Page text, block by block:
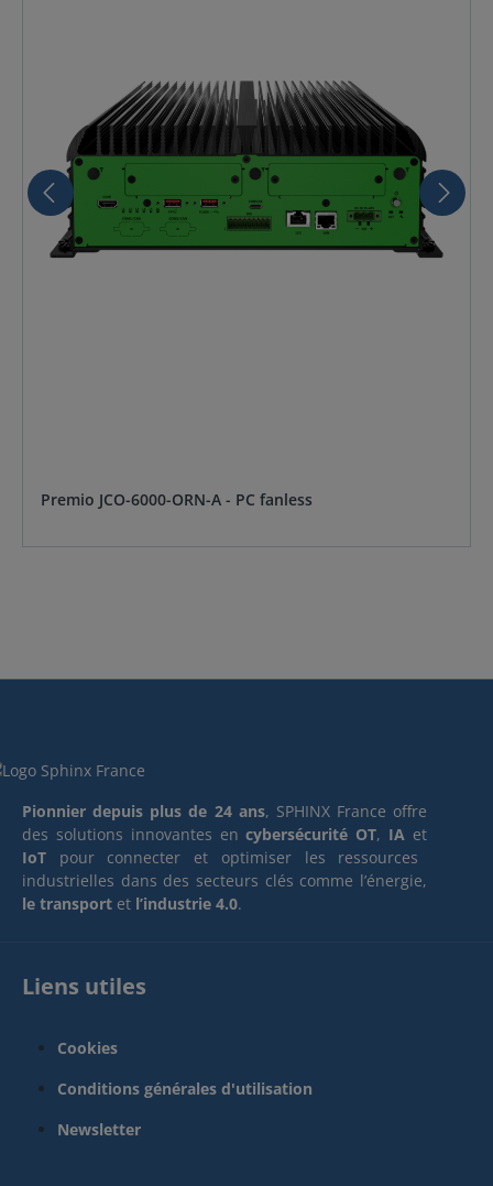
Premio JCO-6000-ORN-A - PC fanless
Pionnier depuis plus de 24 ans, SPHINX France offre
des solutions innovantes encybersécurité OT, IA et
IoT pour connecter et optimiser les ressources
industrielles dans des secteurs clés comme l’énergie,
le transport et l’industrie 4.0.
Liens utiles
Cookies
Conditions générales d'utilisation
Newsletter